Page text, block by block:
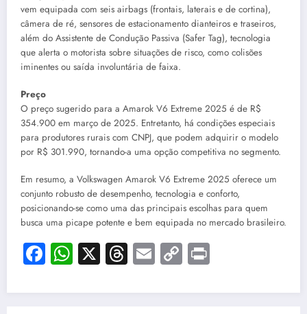
vem equipada com seis airbags (frontais, laterais e de cortina),
câmera de ré, sensores de estacionamento dianteiros e traseiros,
além do Assistente de Condução Passiva (Safer Tag), tecnologia
que alerta o motorista sobre situações de risco, como colisões
iminentes ou saída involuntária de faixa.
Preço
O preço sugerido para a Amarok V6 Extreme 2025 é de R$
354.900 em março de 2025. Entretanto, há condições especiais
para produtores rurais com CNPJ, que podem adquirir o modelo
por R$ 301.990, tornando-a uma opção competitiva no segmento.
Em resumo, a Volkswagen Amarok V6 Extreme 2025 oferece um
conjunto robusto de desempenho, tecnologia e conforto,
posicionando-se como uma das principais escolhas para quem
busca uma picape potente e bem equipada no mercado brasileiro.
Facebook
WhatsApp
X Threads
Email
Copy